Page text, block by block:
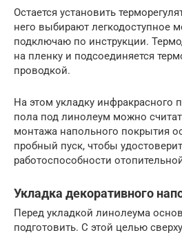
Остается установить
него выбирают легкодоступное
подключаю по инструкции.
на пленку и подсоединяется
проводкой.
На этом укладку инфракрасного
пола под линолеум можно
монтажа напольного покрытия
пробный пуск, чтобы
работоспособности
Укладка декоративного
Перед укладкой линолеума
подготовить. С этой целью